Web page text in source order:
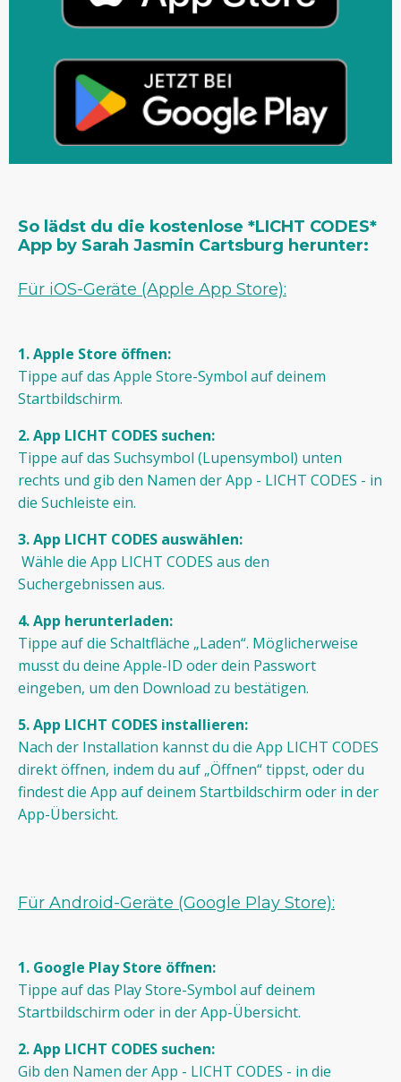
So lädst du die kostenlose *LICHT CODES*
App by Sarah Jasmin Cartsburg herunter:
Für iOS-Geräte (Apple App Store):
1. Apple Store öffnen:
Tippe auf das Apple Store-Symbol auf deinem
Startbildschirm.
2. App LICHT CODES suchen:
Tippe auf das Suchsymbol (Lupensymbol) unten
rechts und gib den Namen der App - LICHT CODES - in
die Suchleiste ein.
3. App LICHT CODES auswählen:
Wähle die App LICHT CODES aus den
Suchergebnissen aus.
4. App herunterladen:
Tippe auf die Schaltfläche „Laden“. Möglicherweise
musst du deine Apple-ID oder dein Passwort
eingeben, um den Download zu bestätigen.
5. App LICHT CODES installieren:
Nach der Installation kannst du die App LICHT CODES
direkt öffnen, indem du auf „Öffnen“ tippst, oder du
findest die App auf deinem Startbildschirm oder in der
App-Übersicht.
Für Android-Geräte (Google Play Store):
1. Google Play Store öffnen:
Tippe auf das Play Store-Symbol auf deinem
Startbildschirm oder in der App-Übersicht.
2. App LICHT CODES suchen:
Gib den Namen der App - LICHT CODES - in die